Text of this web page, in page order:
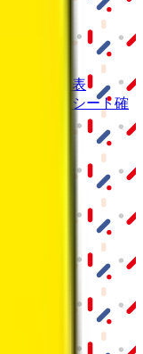
結果の公表
チェックシート確
ーション